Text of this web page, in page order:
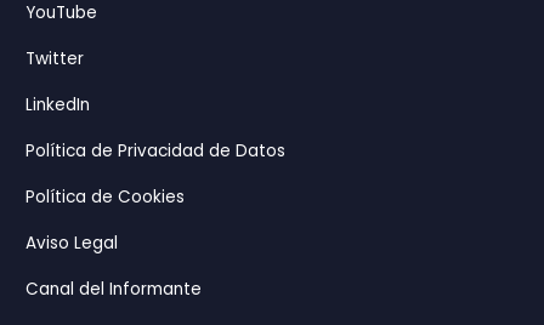
YouTube
Twitter
LinkedIn
Política de Privacidad de Datos
Política de Cookies
Aviso Legal
Canal del Informante